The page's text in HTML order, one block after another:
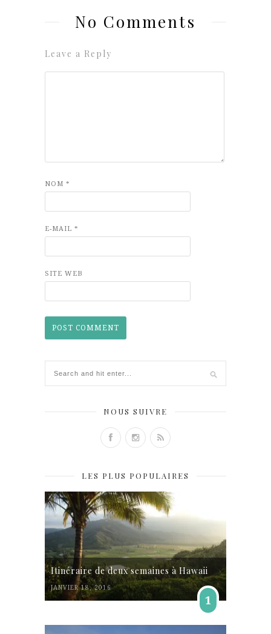
No Comments
Leave a Reply
NOM *
E-MAIL *
SITE WEB
NOUS SUIVRE
LES PLUS POPULAIRES
Itinéraire de deux semaines à Hawaii
JANVIER 18, 2016
1